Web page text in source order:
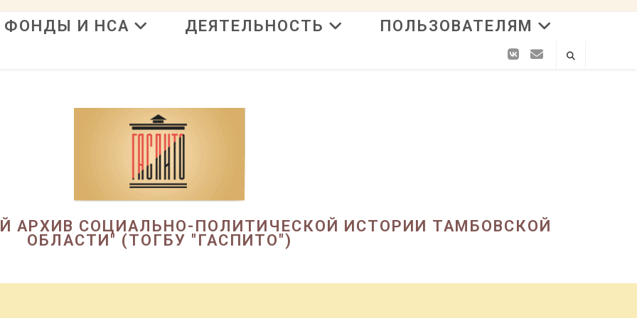
ФОНДЫ И НСА ДЕЯТЕЛЬНОСТЬ ПОЛЬЗОВАТЕЛЯМ
АРХИВ СОЦИАЛЬНО-ПОЛИТИЧЕСКОЙ ИСТОРИИ ТАМБОВСКОЙ
ОБЛАСТИ" (ТОГБУ "ГАСПИТО")